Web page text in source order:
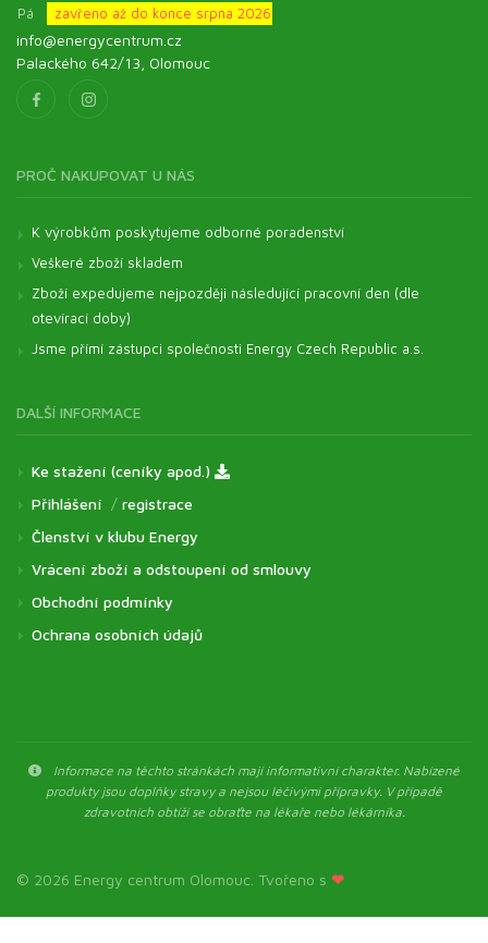
Pá
zavřeno až do konce srpna 2026
info@energycentrum.cz
Palackého 642/13, Olomouc
PROČ NAKUPOVAT U NÁS
K výrobkům poskytujeme odborné poradenství
Veškeré zboží skladem
Zboží expedujeme nejpozději následující pracovní den (dle
otevírací doby)
Jsme přímí zástupci společnosti Energy Czech Republic a.s.
DALŠÍ INFORMACE
Ke stažení (ceníky apod.)
Přihlášení / registrace
Členství v klubu Energy
Vrácení zboží a odstoupení od smlouvy
Obchodní podmínky
Ochrana osobních údajů
Informace na těchto stránkách mají informativní charakter. Nabízené
produkty jsou doplňky stravy a nejsou léčivými přípravky. V případě
zdravotních obtíží se obraťte na lékaře nebo lékárníka.
© 2026 Energy centrum Olomouc. Tvořeno s ❤